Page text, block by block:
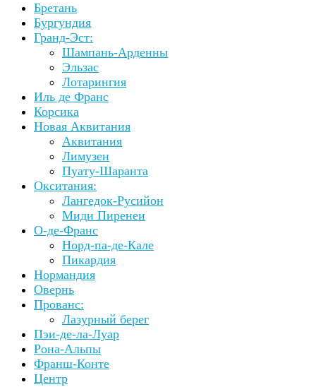
Бретань
Бургундия
Гранд-Эст:
Шампань-Арденны
Эльзас
Лотарингия
Иль де Франс
Корсика
Новая Аквитания
Аквитания
Лимузен
Пуату-Шаранта
Окситания:
Лангедок-Русийон
Миди Пиренеи
О-де-Франс
Норд-па-де-Кале
Пикардия
Нормандия
Овернь
Прованс:
Лазурный берег
Пэи-де-ла-Луар
Рона-Альпы
Франш-Конте
Центр